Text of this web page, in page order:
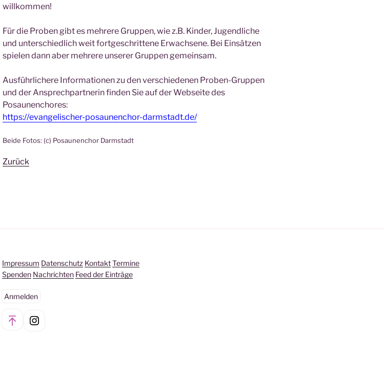
willkommen!
Für die Proben gibt es mehrere Gruppen, wie z.B. Kinder, Jugendliche
und unterschiedlich weit fortgeschrittene Erwachsene. Bei Einsätzen
spielen dann aber mehrere unserer Gruppen gemeinsam.
Ausführlichere Informationen zu den verschiedenen Proben-Gruppen
und der Ansprechpartnerin finden Sie auf der Webseite des
Posaunenchores:
https://evangelischer-posaunenchor-darmstadt.de/
Beide Fotos: (c) Posaunenchor Darmstadt
Zurück
Impressum Datenschutz KontaktTermine
Spenden Nachrichten Feed der Einträge
Anmelden